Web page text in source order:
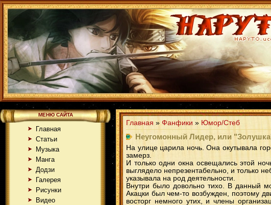
МЕНЮ САЙТА
Главная
Статьи
Музыка
Манга
Додзи
Галерея
Рисунки
Видео
Главная » Фанфики » Юмор/Стеб
Неугомонный Лидер, или
На улице царила ночь. Она окутывала
замерз.
И только одни окна освещались этой
выглядело непрезентабельно, и только
указывала на род деятельности.
Внутри было довольно тихо. В данный
Акацки был чем-то возбужден, поэтому
восторг немного утих, и члены